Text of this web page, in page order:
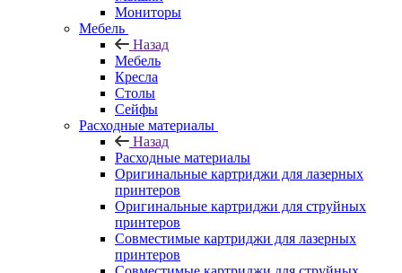
Мониторы
Мебель
Назад
Мебель
Кресла
Столы
Сейфы
Расходные материалы
Назад
Расходные материалы
Оригинальные картриджи для лазерных
принтеров
Оригинальные картриджи для струйных
принтеров
Совместимые картриджи для лазерных
принтеров